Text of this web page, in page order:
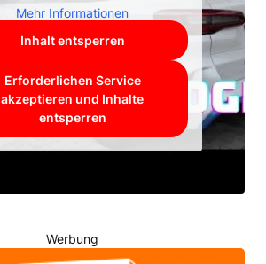
Mehr Informationen
Inhalt entsperren
Erforderlichen Service
akzeptieren und Inhalte
entsperren
Werbung